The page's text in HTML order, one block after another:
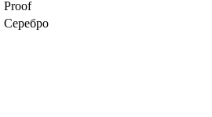
Proof
Серебро